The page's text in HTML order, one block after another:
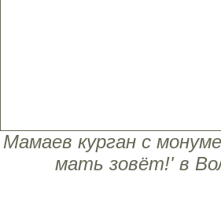
Мамаев курган с
мать зовёт!' в